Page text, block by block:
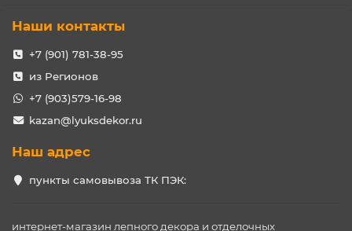
Наши контакты
+7 (901) 781-38-95
из Регионов
+7 (903)579-16-98
kazan@lyuksdekor.ru
Наш адрес
пункты самовывоза ТК ПЭК:
интернет-магазин лепного декора и отделочных